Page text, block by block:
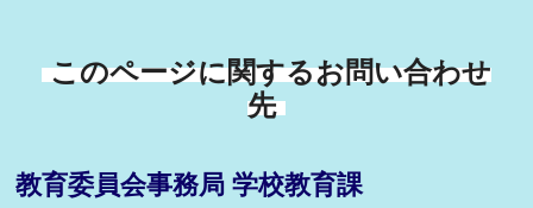
このページに関するお問い合わせ
先
教育委員会事務局 学校教育課